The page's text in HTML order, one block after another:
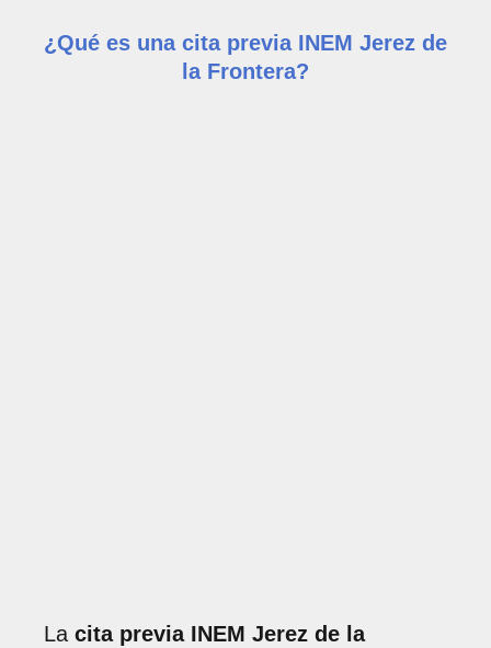
¿Qué es una cita previa INEM Jerez de
la Frontera?
La cita previa INEM Jerez de la